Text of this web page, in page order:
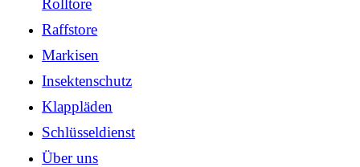
Rolltore
Raffstore
Markisen
Insektenschutz
Klappläden
Schlüsseldienst
Über uns